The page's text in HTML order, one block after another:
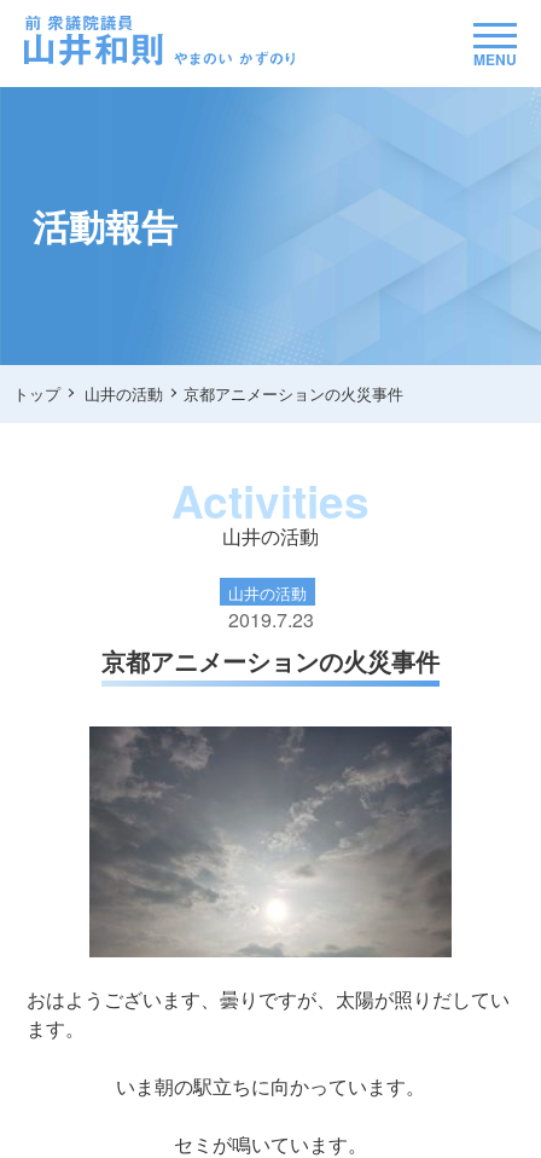
MENU
活動報告
トップ 山井の活動 京都アニメーションの火災事件
Activities
山井の活動
山井の活動
2019.7.23
京都アニメーションの火災事件
おはようございます、曇りですが、太陽が照りだしてい
ます。
いま朝の駅立ちに向かっています。
セミが鳴いています。